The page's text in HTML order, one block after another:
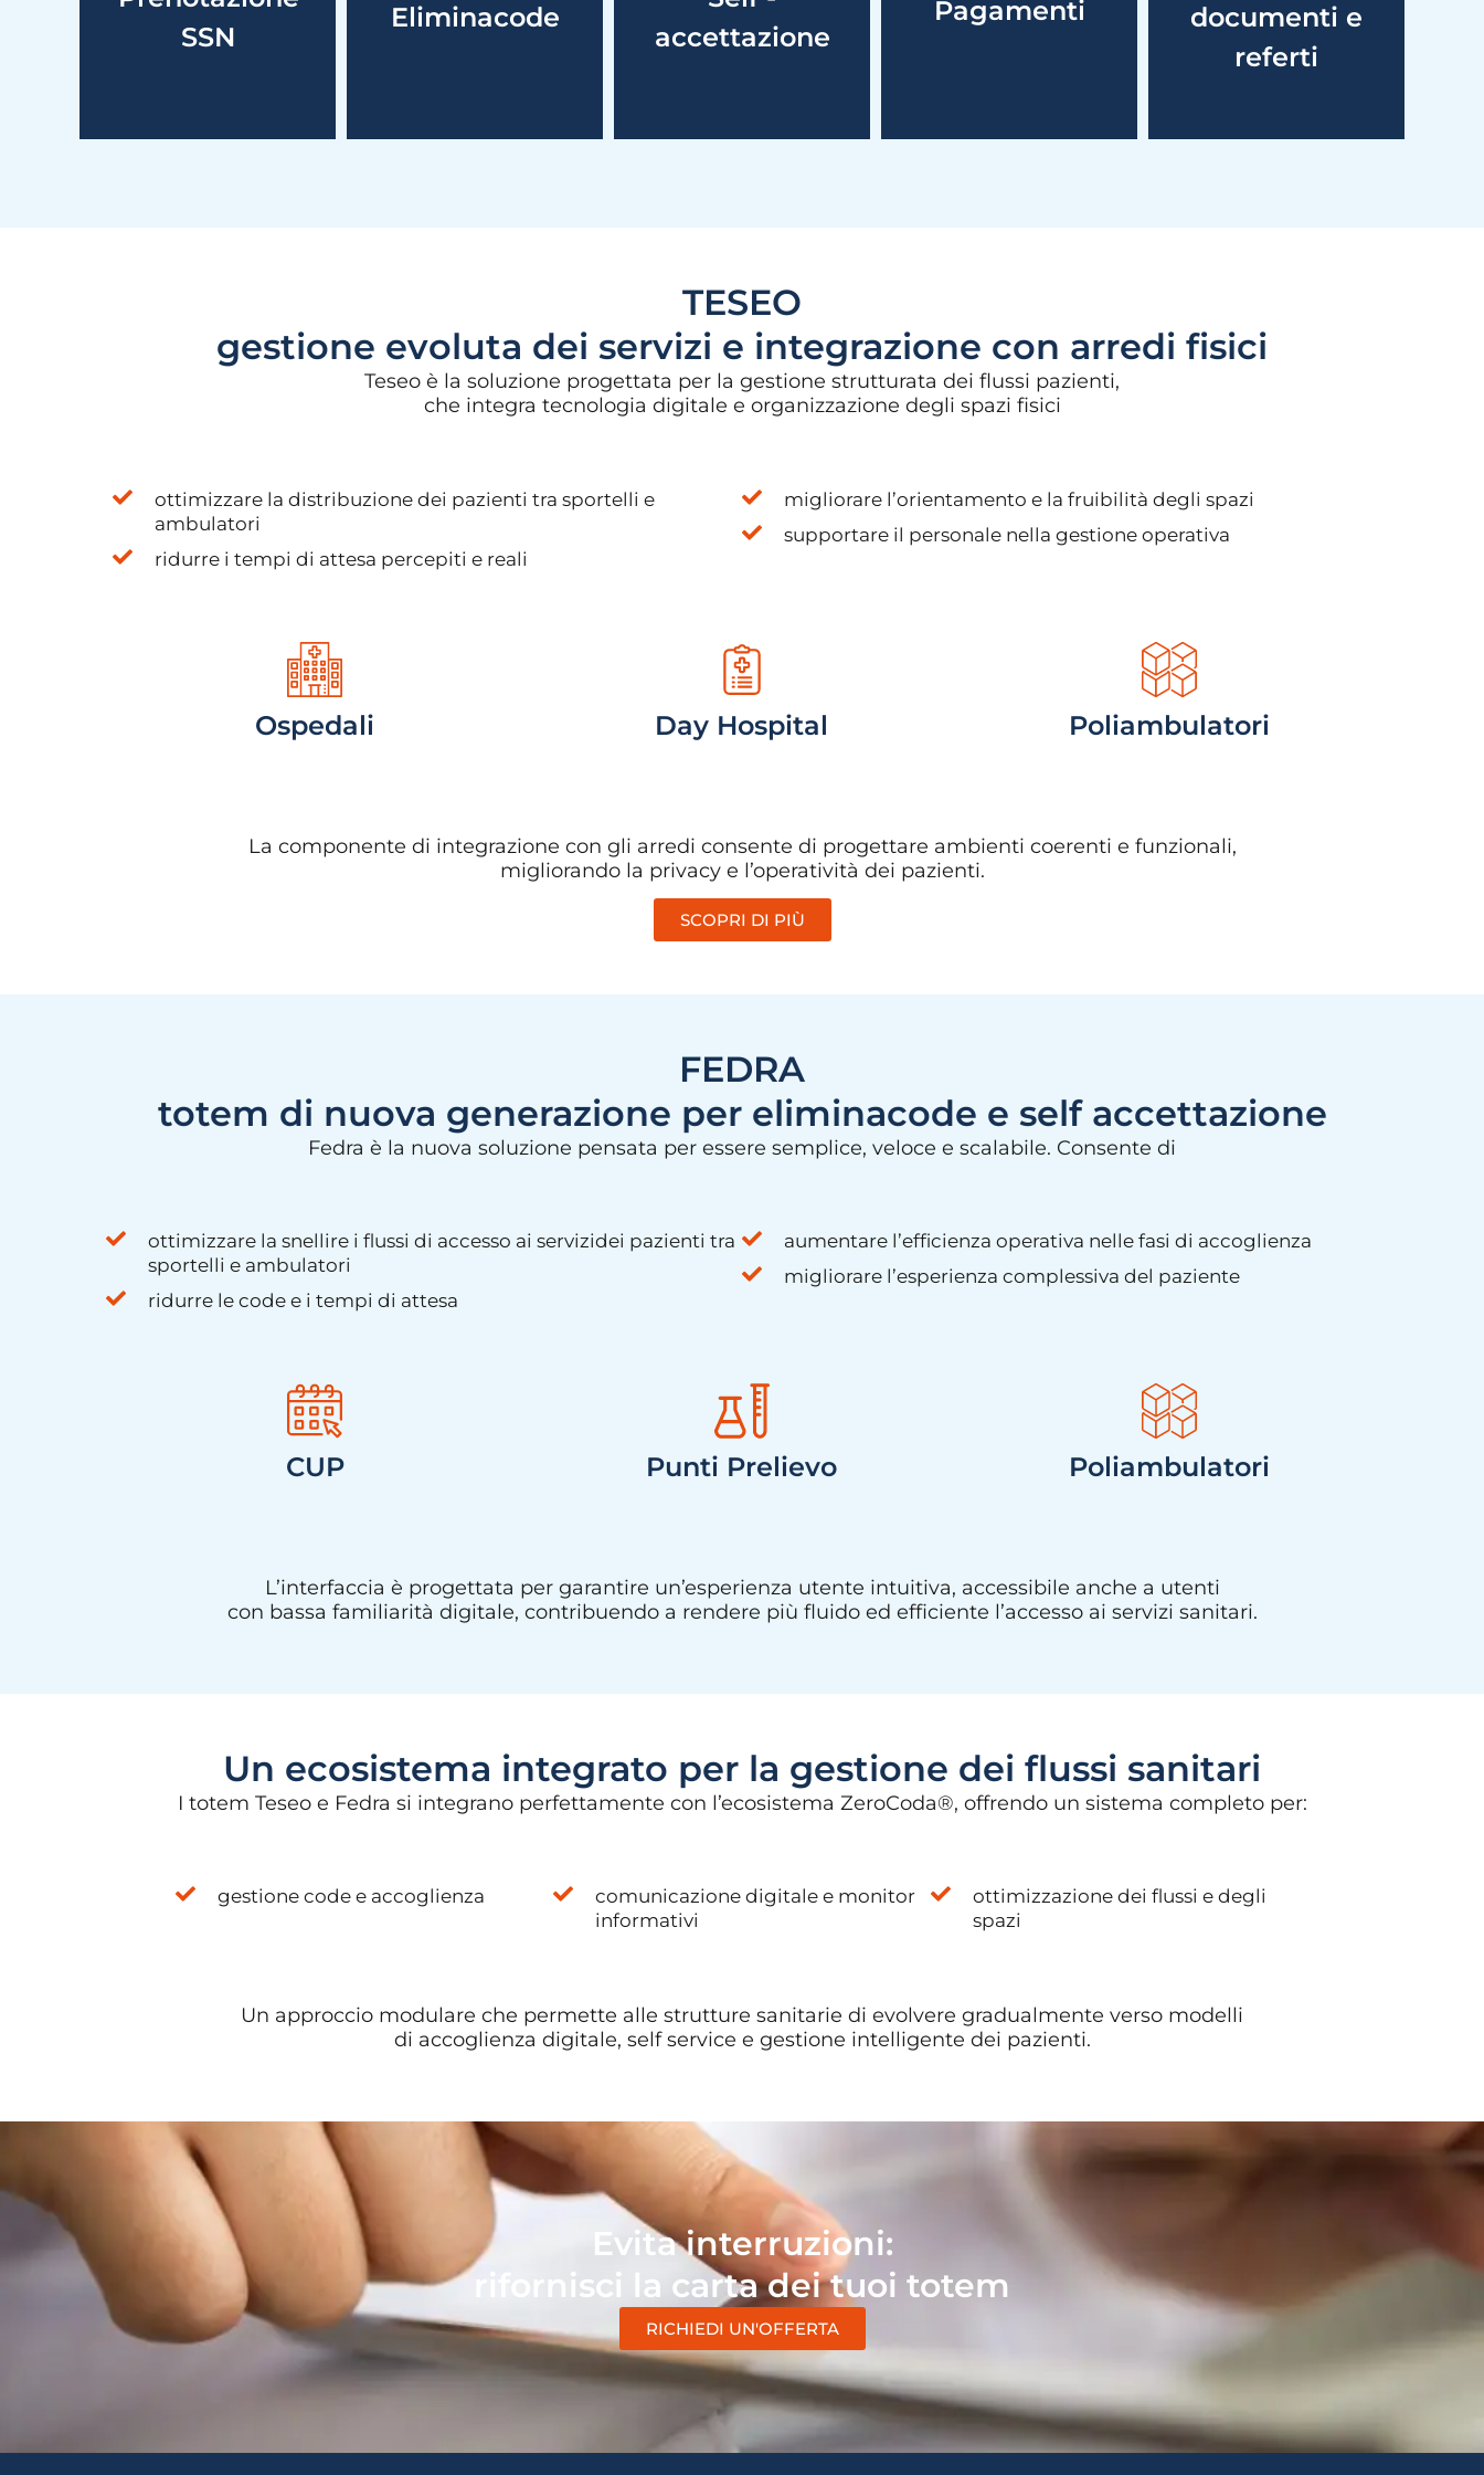
SSN
Eliminacode
paziente.
accettazione
personale
Pagamenti
amministrativa.
documenti e
referti
front-office
TESEO
gestione evoluta dei servizi e integrazione con arredi fisici
Teseo è la soluzione progettata per la gestione strutturata dei flussi pazienti,
che integra tecnologia digitale e organizzazione degli spazi fisici
ottimizzare la distribuzione dei pazienti tra sportelli e
ambulatori
ridurre i tempi di attesa percepiti e reali
migliorare l’orientamento e la fruibilità degli spazi
supportare il personale nella gestione operativa
Ospedali Day Hospital Poliambulatori
La componente di integrazione con gli arredi consente di progettare ambienti coerenti e funzionali,
migliorando la privacy e l’operatività dei pazienti.
SCOPRI DI PIÙ
FEDRA
totem di nuova generazione per eliminacode e self accettazione
Fedra è la nuova soluzione pensata per essere semplice, veloce e scalabile. Consente di
ottimizzare la snellire i flussi di accesso ai servizidei pazienti tra
sportelli e ambulatori
ridurre le code e i tempi di attesa
aumentare l’efficienza operativa nelle fasi di accoglienza
migliorare l’esperienza complessiva del paziente
CUP Punti Prelievo Poliambulatori
L’interfaccia è progettata per garantire un’esperienza utente intuitiva, accessibile anche a utenti
con bassa familiarità digitale, contribuendo a rendere più fluido ed efficiente l’accesso ai servizi sanitari.
Un ecosistema integrato per la gestione dei flussi sanitari
I totem Teseo e Fedra si integrano perfettamente con l’ecosistema ZeroCoda®, offrendo un sistema completo per:
gestione code e accoglienza
comunicazione digitale e monitor
informativi
ottimizzazione dei flussi e degli
spazi
Un approccio modulare che permette alle strutture sanitarie di evolvere gradualmente verso modelli
di accoglienza digitale, self service e gestione intelligente dei pazienti.
Evita interruzioni:
rifornisci la carta dei tuoi totem
RICHIEDI UN'OFFERTA